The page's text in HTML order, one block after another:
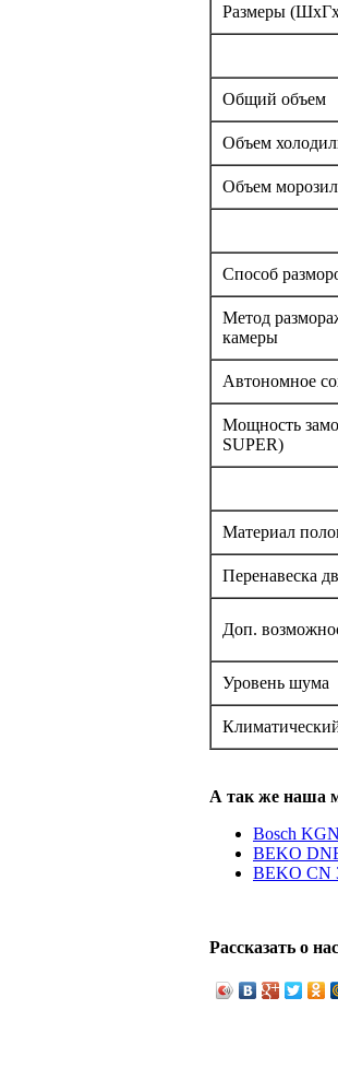
Размеры
Общий объем
Объем
Объем
Способ
Метод
камеры
Автономное
Мощность
SUPER)
Материал
Перенавеска
Доп.
Уровень шума
А так же наша
Bosch
BEKO
BEKO CN
Рассказать о